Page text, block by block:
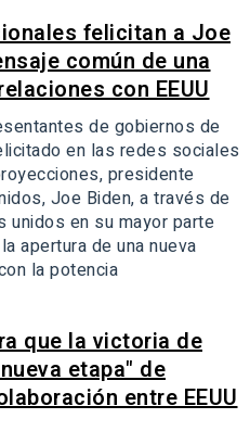
felicitan a Joe
común de una
con EEUU
de gobiernos de
en las redes sociales
presidente
Joe Biden, a través de
unidos en su mayor parte
apertura de una nueva
la potencia
que la victoria de
etapa" de
entre EEUU